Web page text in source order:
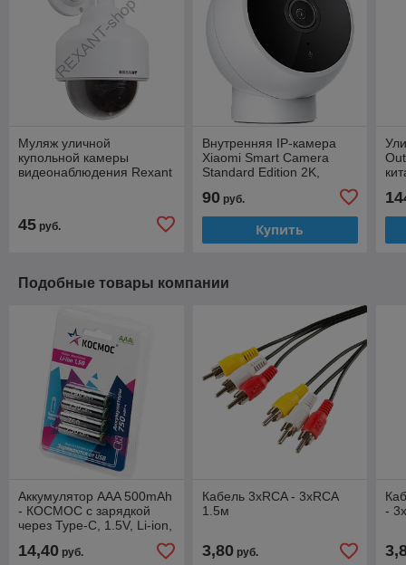
Муляж уличной
купольной камеры
видеонаблюдения Rexant
45 руб.
Внутренняя IP-камера
Xiaomi Smart Camera
Standard Edition 2K,
(MJSXJ03HL/BHR4909CN)
90руб.
Купить
Подобные товары компании
Аккумулятор AAA 500mAh
- КОСМОС с зарядкой
через Type-C, 1.5V, Li-ion,
14,40 руб.
Кабель 3xRCA - 3xRCA
1.5м
3,80руб.
-